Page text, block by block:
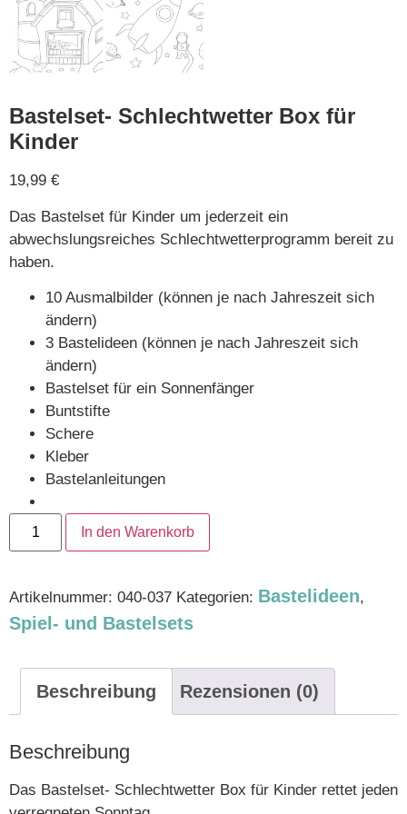
Bastelset- Schlechtwetter Box für
Kinder
19,99 €
Das Bastelset für Kinder um jederzeit ein
abwechslungsreiches Schlechtwetterprogramm bereit zu
haben.
10 Ausmalbilder (können je nach Jahreszeit sich
ändern)
3 Bastelideen (können je nach Jahreszeit sich
ändern)
Bastelset für ein Sonnenfänger
Buntstifte
Schere
Kleber
Bastelanleitungen
In den Warenkorb
Artikelnummer: 040-037 Kategorien: Bastelideen,
Spiel- und Bastelsets
Beschreibung Rezensionen (0)
Beschreibung
Das Bastelset- Schlechtwetter Box für Kinder rettet jeden